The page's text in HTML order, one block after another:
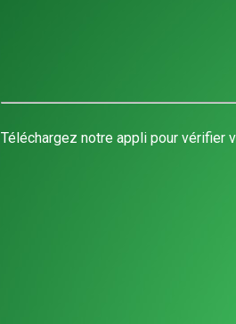
Téléchargez notre appli pour vérifier